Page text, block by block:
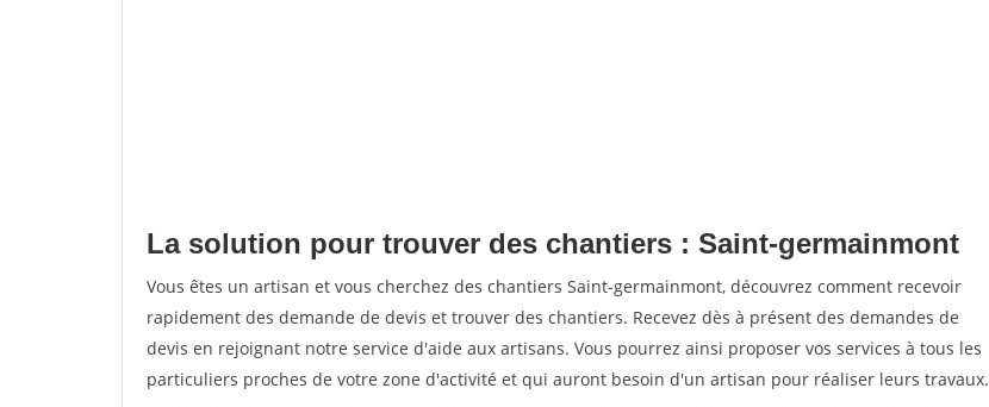
La solution pour trouver des chantiers : Saint-germainmont
Vous êtes un artisan et vous cherchez des chantiers Saint-germainmont, découvrez comment recevoir
rapidement des demande de devis et trouver des chantiers. Recevez dès à présent des demandes de
devis en rejoignant notre service d'aide aux artisans. Vous pourrez ainsi proposer vos services à tous les
particuliers proches de votre zone d'activité et qui auront besoin d'un artisan pour réaliser leurs travaux.